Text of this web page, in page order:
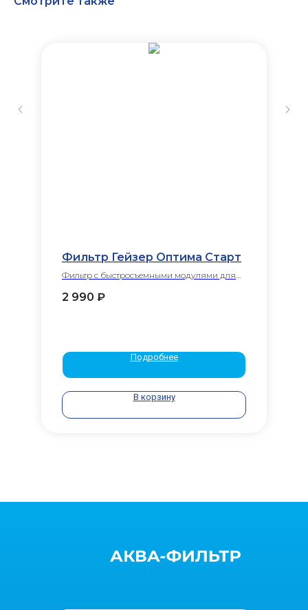
Фильтр Гейзер Оптима Старт
Фильтр с быстросъемными модулями для
2 990 ₽
Подробнее
В корзину